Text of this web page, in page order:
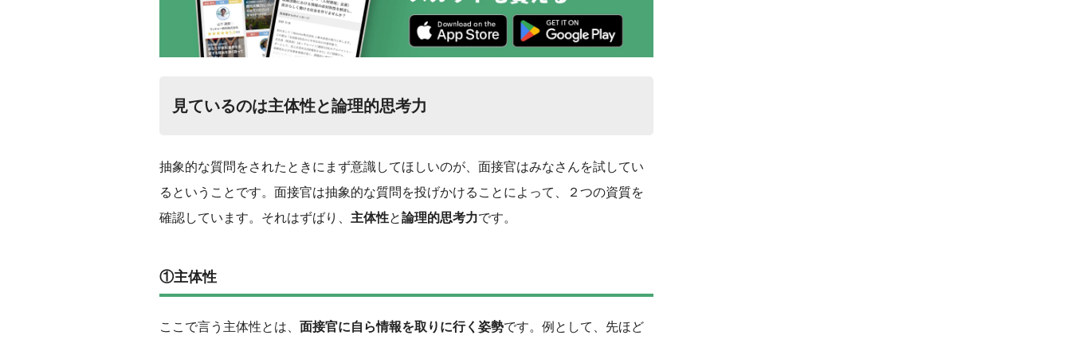
見ているのは主体性と論理的思考力
抽象的な質問をされたときにまず意識してほしいのが、面接官はみなさんを試してい
るということです。面接官は抽象的な質問を投げかけることによって、２つの資質を
確認しています。それはずばり、 主体性と論理的思考力です。
①主体性
ここで言う主体性とは、 面接官に自ら情報を取りに行く姿勢です。例として、先ほど